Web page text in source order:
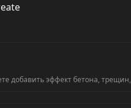
добавить эффект бетона,